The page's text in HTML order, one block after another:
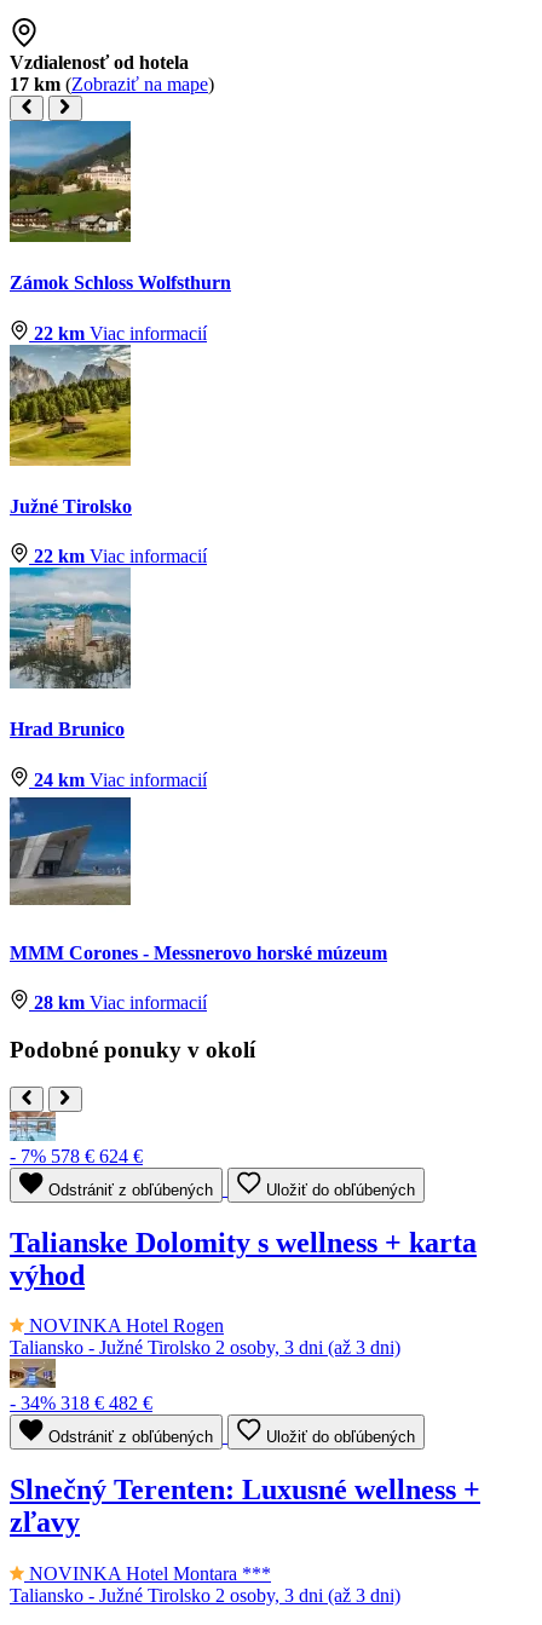
Vzdialenosť od hotela
17 km (Zobraziť na mape)
Zámok Schloss Wolfsthurn
22 km Viac informacií
Južné Tirolsko
22 km Viac informacií
Hrad Brunico
24 km Viac informacií
MMM Corones - Messnerovo horské múzeum
28 km Viac informacií
Podobné ponuky v okolí
- 7% 578 € 624 €
Odstrániť z obľúbených Uložiť do obľúbených
Talianske Dolomity s wellness + karta
výhod
NOVINKAHotel Rogen
Taliansko - Južné Tirolsko 2 osoby, 3 dni (až 3 dni)
- 34% 318 € 482 €
Odstrániť z obľúbených Uložiť do obľúbených
Slnečný Terenten: Luxusné wellness +
zľavy
NOVINKA Hotel Montara ***
Taliansko - Južné Tirolsko 2 osoby, 3 dni (až 3 dni)